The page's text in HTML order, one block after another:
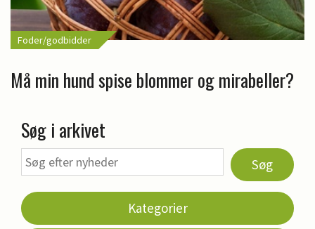
Foder/godbidder
Må min hund spise blommer og mirabeller?
Søg i arkivet
Søg
Kategorier